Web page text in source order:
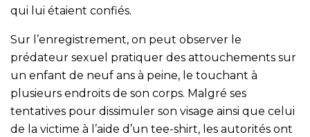
qui lui étaient confiés.
Sur l’enregistrement, on peut observer le
prédateur sexuel pratiquer des attouchements sur
un enfant de neuf ans à peine, le touchant à
plusieurs endroits de son corps. Malgré ses
tentatives pour dissimuler son visage ainsi que celui
de la victime à l’aide d’un tee-shirt, les autorités ont